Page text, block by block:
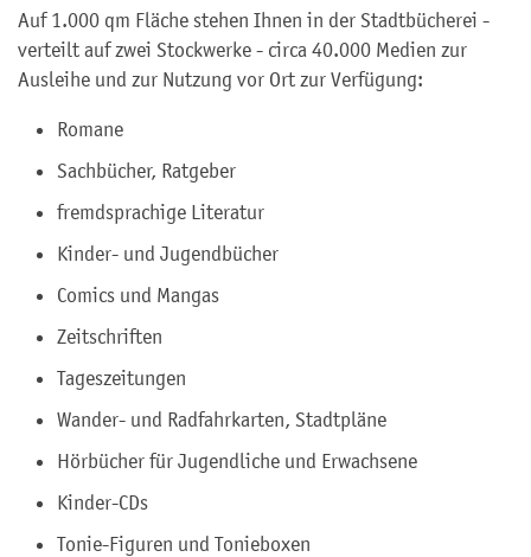
Auf 1.000 qm Fläche stehen Ihnen in der Stadtbücherei -
verteilt auf zwei Stockwerke - circa 40.000 Medien zur
Ausleihe und zur Nutzung vor Ort zur Verfügung:
Romane
Sachbücher, Ratgeber
fremdsprachige Literatur
Kinder- und Jugendbücher
Comics und Mangas
Zeitschriften
Tageszeitungen
Wander- und Radfahrkarten, Stadtpläne
Hörbücher für Jugendliche und Erwachsene
Kinder-CDs
Tonie-Figuren und Tonieboxen